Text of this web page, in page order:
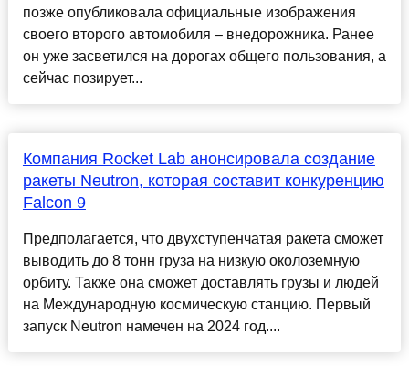
позже опубликовала официальные изображения
своего второго автомобиля – внедорожника. Ранее
он уже засветился на дорогах общего пользования, а
сейчас позирует...
Компания Rocket Lab анонсировала создание
ракеты Neutron, которая составит конкуренцию
Falcon 9
Предполагается, что двухступенчатая ракета сможет
выводить до 8 тонн груза на низкую околоземную
орбиту. Также она сможет доставлять грузы и людей
на Международную космическую станцию. Первый
запуск Neutron намечен на 2024 год....